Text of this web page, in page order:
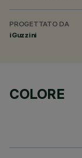
PROGETTATO DA
iGuzzini
COLORE